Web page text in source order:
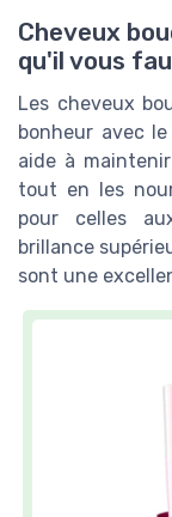
Cheveux
qu'il vous
Les cheveux
bonheur avec le
aide à
tout en les
pour celles
brillance
sont une